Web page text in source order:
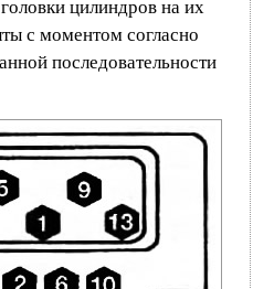
цилиндров на их
с моментом согласно
последовательности